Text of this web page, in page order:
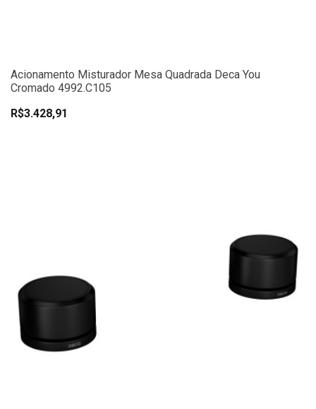
Acionamento Misturador Mesa Quadrada Deca You
Cromado 4992.C105
R$3.428,91